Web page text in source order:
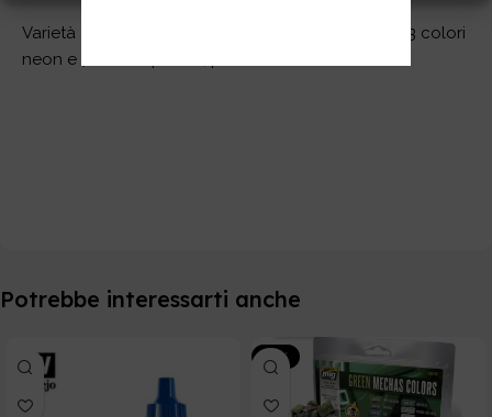
Varietà di colori nella serie, con 6 colori metallici, 3 colori
neon e 7 colori speciali, per un totale di 16 colori.
Potrebbe interessarti anche
-20%